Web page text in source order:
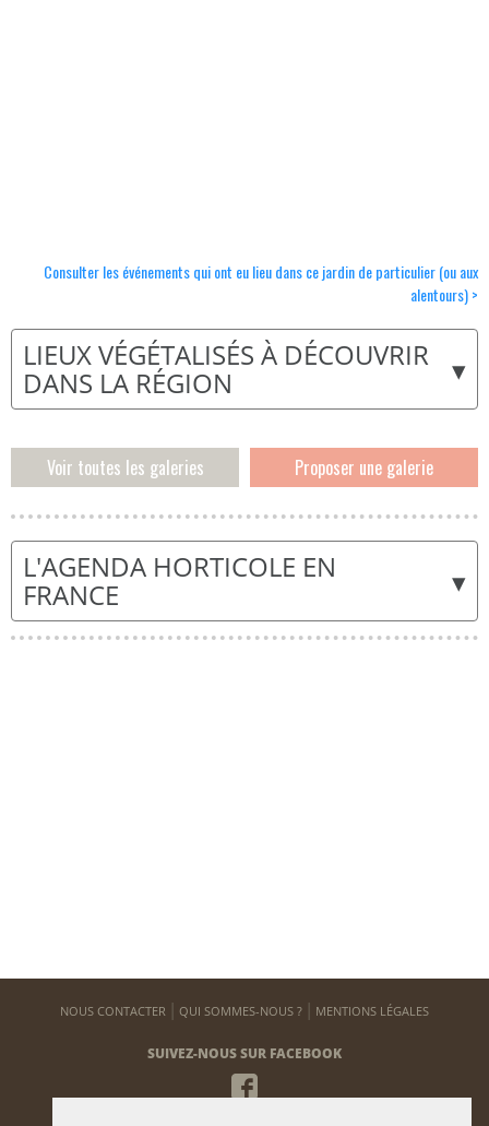
Consulter les événements qui ont eu lieu dans ce jardin de particulier (ou aux
alentours) >
▾
LIEUX VÉGÉTALISÉS À DÉCOUVRIR
DANS LA RÉGION
Voir toutes les galeries Proposer une galerie
▾
L'AGENDA HORTICOLE EN
FRANCE
NOUS CONTACTER QUI SOMMES-NOUS ? MENTIONS LÉGALES
SUIVEZ-NOUS SUR FACEBOOK